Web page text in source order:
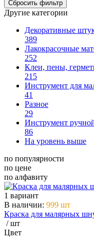
Другие категории
Декоративные
389
Лакокрасочные
252
Клеи, пены,
215
Инструмент для
41
Разное
29
Инструмент
86
На уровень выше
по популярности
по цене
по алфавиту
1 вариант
В наличии: 999 шт
Краска для малярных
/ шт
Цвет